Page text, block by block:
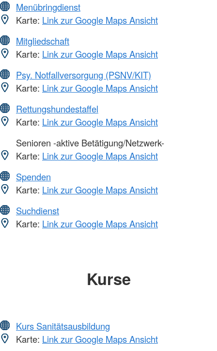
Menübringdienst
Karte: Link zur Google Maps Ansicht
Mitgliedschaft
Karte: Link zur Google Maps Ansicht
Psy. Notfallversorgung (PSNV/KIT)
Karte: Link zur Google Maps Ansicht
Rettungshundestaffel
Karte: Link zur Google Maps Ansicht
Senioren -aktive Betätigung/Netzwerk-
Karte: Link zur Google Maps Ansicht
Spenden
Karte: Link zur Google Maps Ansicht
Suchdienst
Karte: Link zur Google Maps Ansicht
Kurse
Kurs Sanitätsausbildung
Karte: Link zur Google Maps Ansicht